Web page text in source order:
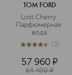
TOM FORD
Lost Cherry
Парфюмерная
вода
4.4из53 (3)
57 960 ¤
64 400 ¤